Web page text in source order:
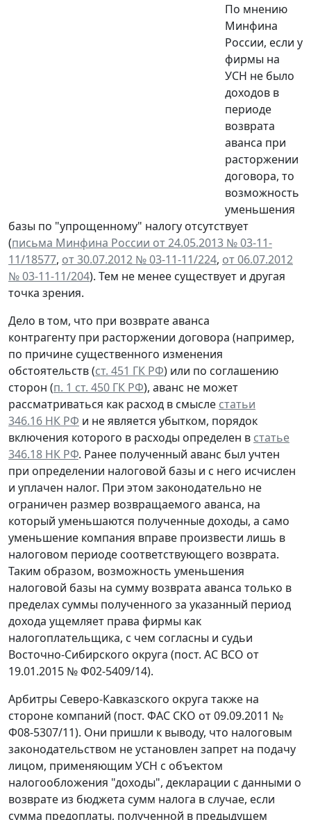
По мнению
Минфина
России, если у
фирмы на
УСН не было
доходов в
периоде
возврата
аванса при
расторжении
договора, то
возможность
уменьшения
базы по "упрощенному" налогу отсутствует
(письма Минфина России от 24.05.2013 № 03-11-
11/18577, от 30.07.2012 № 03-11-11/224, от 06.07.2012
№ 03-11-11/204). Тем не менее существует и другая
точка зрения.
Дело в том, что при возврате аванса
контрагенту при расторжении договора (например,
по причине существенного изменения
обстоятельств (ст. 451 ГК РФ) или по соглашению
сторон (п. 1 ст. 450 ГК РФ), аванс не может
рассматриваться как расход в смысле статьи
346.16 НК РФ и не является убытком, порядок
включения которого в расходы определен в статье
346.18 НК РФ. Ранее полученный аванс был учтен
при определении налоговой базы и с него исчислен
и уплачен налог. При этом законодательно не
ограничен размер возвращаемого аванса, на
который уменьшаются полученные доходы, а само
уменьшение компания вправе произвести лишь в
налоговом периоде соответствующего возврата.
Таким образом, возможность уменьшения
налоговой базы на сумму возврата аванса только в
пределах суммы полученного за указанный период
дохода ущемляет права фирмы как
налогоплательщика, с чем согласны и судьи
Восточно-Сибирского округа (пост. АС ВСО от
19.01.2015 № Ф02-5409/14).
Арбитры Северо-Кавказского округа также на
стороне компаний (пост. ФАС СКО от 09.09.2011 №
Ф08-5307/11). Они пришли к выводу, что налоговым
законодательством не установлен запрет на подачу
лицом, применяющим УСН с объектом
налогообложения "доходы", декларации с данными о
возврате из бюджета сумм налога в случае, если
сумма предоплаты, полученной в предыдущем